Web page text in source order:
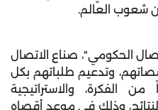
شعوب العالم.
الحكومي"، صناع الاتصال
وتدعيم طلباتهم بكل
من الفكرة، والاستراتيجية
والنتائج، وذلك في موعد أقصاه